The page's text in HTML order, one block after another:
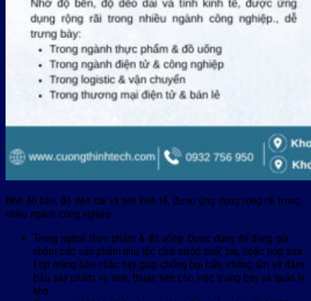
Nhờ độ bền, độ dẻo dai và tính kinh tế, được ứng dụng rộng rãi trong
nhiều ngành công nghiệp.
Trong ngành thực phẩm & đồ uống: Được dùng để đóng gói
nhóm các sản phẩm như lốc chai nước suối, bia, hoặc hộp sữa.
Lớp màng bền chắc này giúp chống bụi bẩn, chống ẩm và đảm
bảo sản phẩm vệ sinh, thuận tiện cho việc trưng bày và quản lý
kho.